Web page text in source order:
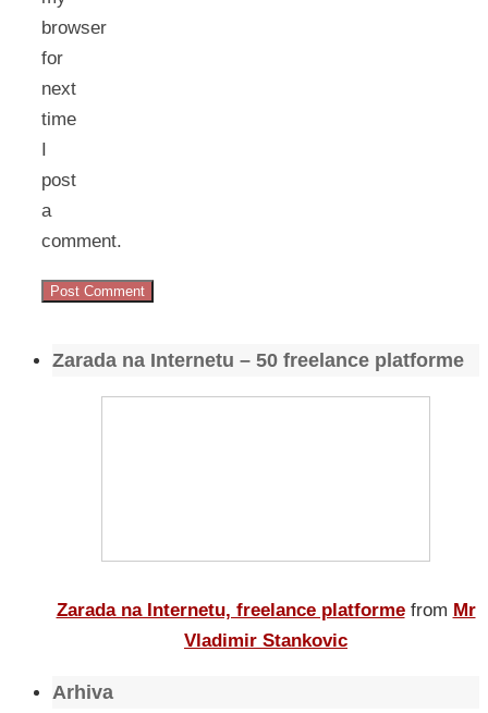
browser
for
next
time
I
post
a
comment.
Zarada na Internetu – 50 freelance platforme
Zarada na Internetu, freelance platforme from Mr
Vladimir Stankovic
Arhiva